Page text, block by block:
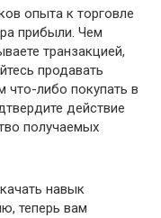
опыта к торговле
прибыли. Чем
транзакцией,
продавать
что-либо покупать в
действие
получаемых
навык
теперь вам